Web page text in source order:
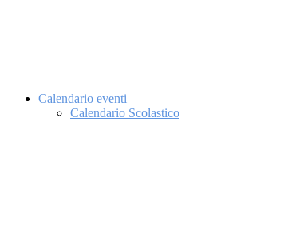
Calendario eventi
Calendario Scolastico